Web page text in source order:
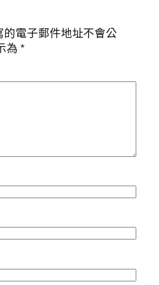
電子郵件地址不會公
為*